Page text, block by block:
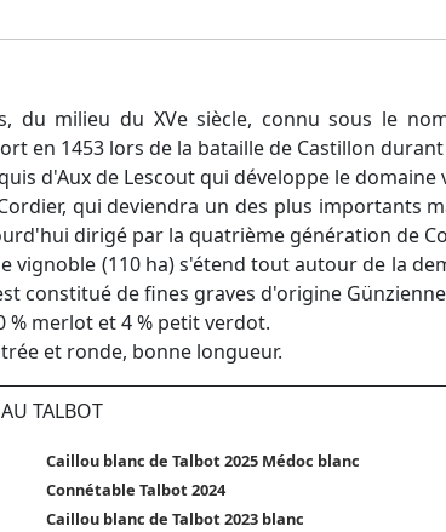
milieu du XVe siècle, connu sous le
en 1453 lors de la bataille de Castillon
d'Aux de Lescout qui développe le domaine
qui deviendra un des plus importants
dirigé par la quatrième génération de
vignoble (110 ha) s'étend tout autour de la
constitué de fines graves d'origine
% merlot et 4 % petit verdot.
et ronde, bonne longueur.
TALBOT
Caillou blanc de Talbot 2025 Médoc blanc
Connétable Talbot 2024
Caillou blanc de Talbot 2023 blanc